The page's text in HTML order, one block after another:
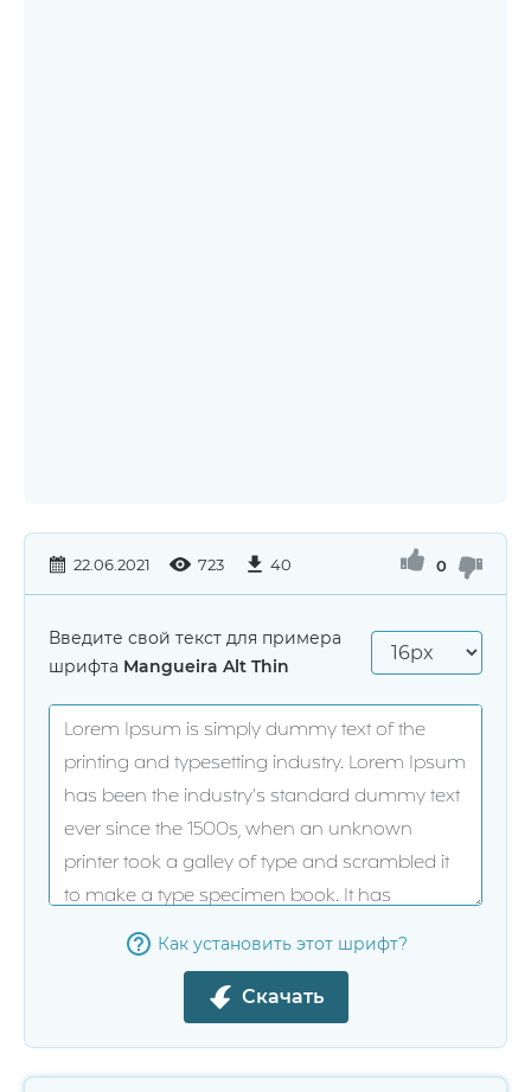
22.06.2021 723 40 0
Введите свой текст для примера
шрифта Mangueira Alt Thin
Как установить этот шрифт?
Скачать